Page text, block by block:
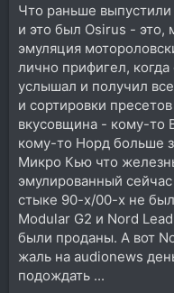
Что раньше
и это был Osirus - это,
эмуляция
лично прифигел,
услышал и получил
и сортировки
вкусовщина - кому-то
кому-то Норд больше
Микро Кью что
эмулированный
стыке 90-х/00-х не
Modular G2 и Nord
были проданы. А вот
жаль на audionews
подождать ...